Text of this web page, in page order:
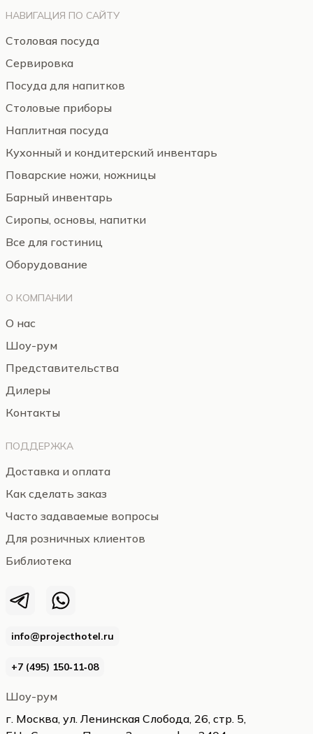
info@projecthotel.ru
+7 (495) 150‑11‑08
Шоу-рум
г. Москва, ул. Ленинская Слобода, 26, стр. 5,
НАВИГАЦИЯ ПО САЙТУ
Столовая посуда
Сервировка
Посуда для напитков
Столовые приборы
Наплитная посуда
Кухонный и кондитерский инвентарь
Поварские ножи, ножницы
Барный инвентарь
Сиропы, основы, напитки
Все для гостиниц
Оборудование
О КОМПАНИИ
О нас
Шоу-рум
Представительства
Дилеры
Контакты
ПОДДЕРЖКА
Доставка и оплата
Как сделать заказ
Часто задаваемые вопросы
Для розничных клиентов
Библиотека